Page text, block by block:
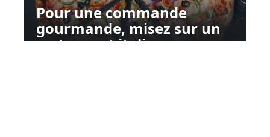
Pour une commande
gourmande, misez sur un
restaurant italien